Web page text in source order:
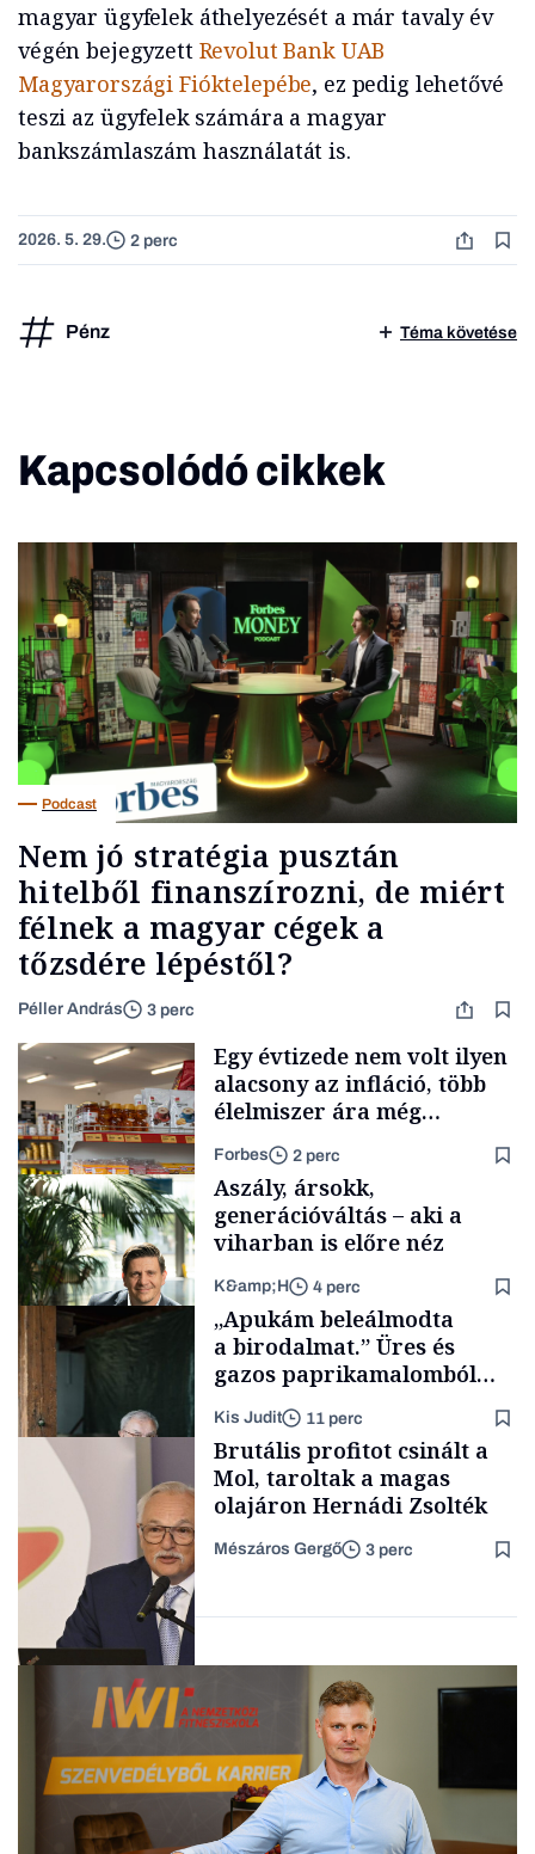
magyar ügyfelek áthelyezését a már tavaly év
végén bejegyzett Revolut Bank UAB
Magyarországi Fióktelepébe, ez pedig lehetővé
teszi az ügyfelek számára a magyar
bankszámlaszám használatát is.
2026. 5. 29. 2 perc
Pénz Téma követése
Kapcsolódó cikkek
Podcast
Nem jó stratégia pusztán
hitelből finanszírozni, de miért
félnek a magyar cégek a
tőzsdére lépéstől?
Péller András 3 perc
Makro
Egy évtizede nem volt ilyen
alacsony az infláció, több
élelmiszer ára még
rohamosan csökken is
Forbes 2 perc
TÁMOGATÓI
TARTALOM
Aszály, ársokk,
generációváltás – aki a
viharban is előre néz
K&amp;H 4 perc
Családi
vállalkozások
„Apukám beleálmodta
a birodalmat.” Üres és
gazos paprikamalomból
lett az igazi családi
fűszersztori
Kis Judit 11 perc
Befektetés
Brutális profitot csinált a
Mol, taroltak a magas
olajáron Hernádi Zsolték
Mészáros Gergő 3 perc